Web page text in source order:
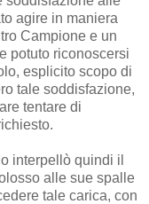
agire in maniera
Campione e un
potuto riconoscersi
esplicito scopo di
tale soddisfazione,
tentare di
interpellò quindi il
alle sue spalle
tale carica, con